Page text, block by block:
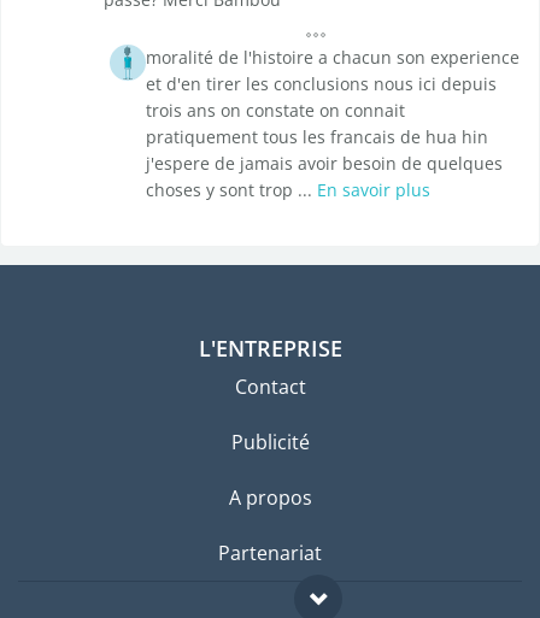
moralité de l'histoire a chacun son experience
et d'en tirer les conclusions nous ici depuis
trois ans on constate on connait
pratiquement tous les francais de hua hin
j'espere de jamais avoir besoin de quelques
choses y sont trop ... En savoir plus
L'ENTREPRISE
Contact
Publicité
A propos
Partenariat